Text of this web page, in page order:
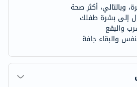
وبالتالي، أكثر صحة
إلى بشرة طفلك
والبقع
والبقاء جافة